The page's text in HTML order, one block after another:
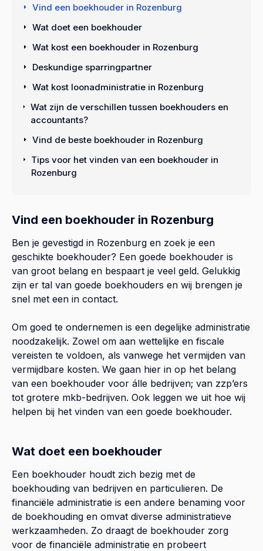
Vind een boekhouder in Rozenburg
Ben je gevestigd in Rozenburg en zoek je een
geschikte boekhouder? Een goede boekhouder is
van groot belang en bespaart je veel geld. Gelukkig
zijn er tal van goede boekhouders en wij brengen je
snel met een in contact.
Om goed te ondernemen is een degelijke administratie
noodzakelijk. Zowel om aan wettelijke en fiscale
vereisten te voldoen, als vanwege het vermijden van
vermijdbare kosten. We gaan hier in op het belang
van een boekhouder voor álle bedrijven; van zzp’ers
tot grotere mkb-bedrijven. Ook leggen we uit hoe wij
helpen bij het vinden van een goede boekhouder.
Wat doet een boekhouder
Een boekhouder houdt zich bezig met de
boekhouding van bedrijven en particulieren. De
financiële administratie is een andere benaming voor
de boekhouding en omvat diverse administratieve
werkzaamheden. Zo draagt de boekhouder zorg
voor de financiële administratie en probeert
Vind een boekhouder in Rozenburg
Wat doet een boekhouder
Wat kost een boekhouder in Rozenburg
Deskundige sparringpartner
Wat kost loonadministratie in Rozenburg
Wat zijn de verschillen tussen boekhouders en
accountants?
Vind de beste boekhouder in Rozenburg
Tips voor het vinden van een boekhouder in
Rozenburg